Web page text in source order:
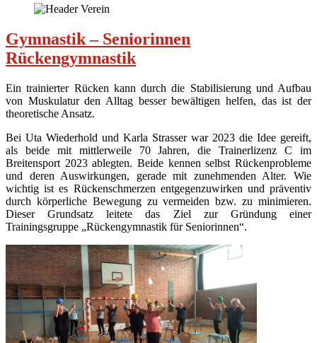
Gymnastik – Seniorinnen
Rückengymnastik
Ein trainierter Rücken kann durch die Stabilisierung und Aufbau
von Muskulatur den Alltag besser bewältigen helfen, das ist der
theoretische Ansatz.
Bei Uta Wiederhold und Karla Strasser war 2023 die Idee gereift,
als beide mit mittlerweile 70 Jahren, die Trainerlizenz C im
Breitensport 2023 ablegten. Beide kennen selbst Rückenprobleme
und deren Auswirkungen, gerade mit zunehmenden Alter. Wie
wichtig ist es Rückenschmerzen entgegenzuwirken und präventiv
durch körperliche Bewegung zu vermeiden bzw. zu minimieren.
Dieser Grundsatz leitete das Ziel zur Gründung einer
Trainingsgruppe „Rückengymnastik für Seniorinnen“.